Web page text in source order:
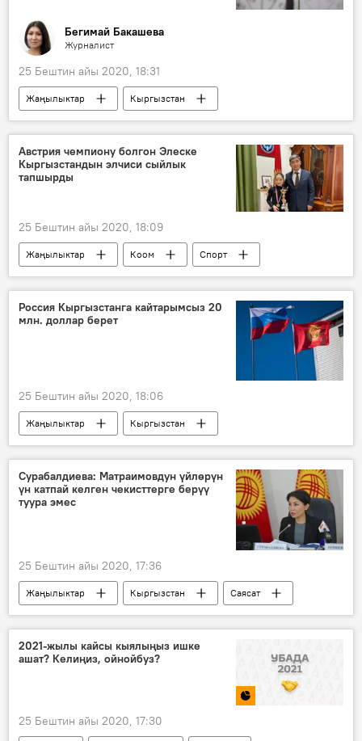
Бегимай Бакашева
Журналист
25 Бештин айы 2020, 18:31
Жаңылыктар
Кыргызстан
Аналитика
Экономика
Кытай
коронавирус
Австрия чемпиону болгон Элеске
Кыргызстандын элчиси сыйлык
тапшырды
25 Бештин айы 2020, 18:09
Жаңылыктар Коом
Спорт
спортчу
Австрия
элчи
чемпион
грамота
Россия Кыргызстанга кайтарымсыз 20
млн. доллар берет
25 Бештин айы 2020, 18:06
Жаңылыктар
Кыргызстан
Экономика
бюджет Россия
Сурабалдиева: Матраимовдун үйлөрүн
үн катпай келген чекисттерге берүү
туура эмес
25 Бештин айы 2020, 17:36
Жаңылыктар Кыргызстан
Саясат
өкмөт
батир
Райымбек Матраимов
балдар
Элвира Сурабалдиева
2021-жылы кайсы кыялыңыз ишке
ашат? Келиңиз, ойнойбуз?
25 Бештин айы 2020, 17:30